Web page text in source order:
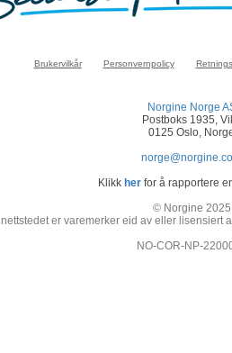
Brukervilkår Personvernpolicy
Norgine Norge
Postboks 1935,
0125 Oslo,
Klikk her for å rapportere
© Norgine 2025
er varemerker eid av eller
NO-COR-NP-